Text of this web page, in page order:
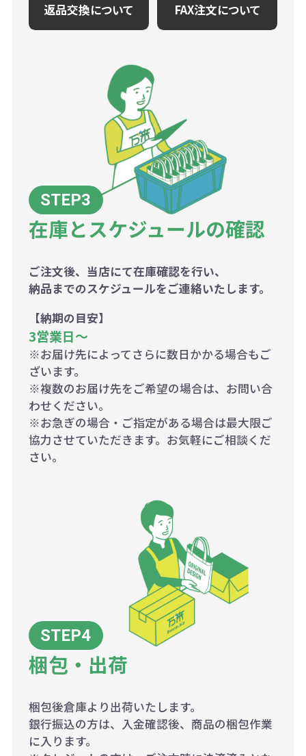
返品交換について FAX注文について
在庫とスケジュールの確認
ご注文後、当店にて在庫確認を行い、
納品までのスケジュールをご連絡いたします。
【納期の目安】
3営業日〜
※お届け先によってさらに数日かかる場合もご
ざいます。
※複数のお届け先をご希望の場合は、お問い合
わせください。
※お急ぎの場合・ご指定がある場合は最大限ご
協力させていただきます。お気軽にご相談くだ
さい。
梱包・出荷
梱包後倉庫より出荷いたします。
銀行振込の方は、入金確認後、商品の梱包作業
に入ります。